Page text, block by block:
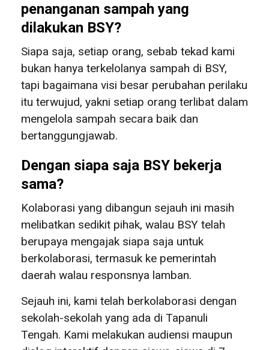
penanganan sampah yang
dilakukan BSY?
Siapa saja, setiap orang, sebab tekad kami
bukan hanya terkelolanya sampah di BSY,
tapi bagaimana visi besar perubahan perilaku
itu terwujud, yakni setiap orang terlibat dalam
mengelola sampah secara baik dan
bertanggungjawab.
Dengan siapa saja BSY bekerja
sama?
Kolaborasi yang dibangun sejauh ini masih
melibatkan sedikit pihak, walau BSY telah
berupaya mengajak siapa saja untuk
berkolaborasi, termasuk ke pemerintah
daerah walau responsnya lamban.
Sejauh ini, kami telah berkolaborasi dengan
sekolah-sekolah yang ada di Tapanuli
Tengah. Kami melakukan audiensi maupun